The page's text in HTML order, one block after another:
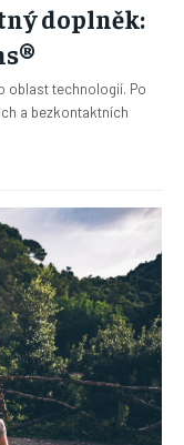
doplněk:
oblast technologií. Po
a bezkontaktních